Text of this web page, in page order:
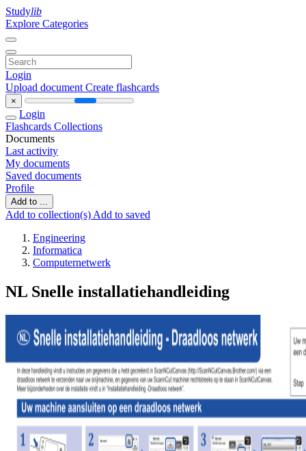
Studylib
Explore Categories
Login
Upload document Create flashcards
×
Login
Flashcards Collections
Documents
Last activity
My documents
Saved documents
Profile
Add to ...
Add to collection(s) Add to saved
Engineering
Informatica
Computernetwerk
NL Snelle installatiehandleiding